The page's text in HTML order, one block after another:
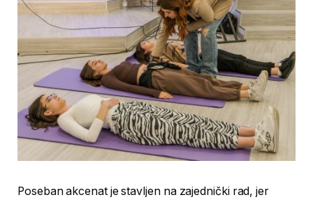
Poseban akcenat je stavljen na zajednički rad, jer